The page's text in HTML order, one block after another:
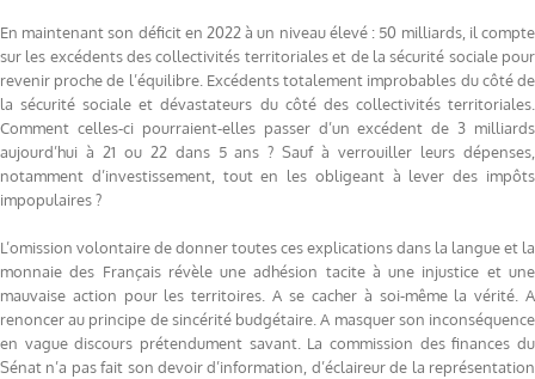
En maintenant son déficit en 2022 à un niveau élevé : 50 milliards, il compte
sur les excédents des collectivités territoriales et de la sécurité sociale pour
revenir proche de l’équilibre. Excédents totalement improbables du côté de
la sécurité sociale et dévastateurs du côté des collectivités territoriales.
Comment celles-ci pourraient-elles passer d’un excédent de 3 milliards
aujourd’hui à 21 ou 22 dans 5 ans ? Sauf à verrouiller leurs dépenses,
notamment d’investissement, tout en les obligeant à lever des impôts
impopulaires ?
L’omission volontaire de donner toutes ces explications dans la langue et la
monnaie des Français révèle une adhésion tacite à une injustice et une
mauvaise action pour les territoires. A se cacher à soi-même la vérité. A
renoncer au principe de sincérité budgétaire. A masquer son inconséquence
en vague discours prétendument savant. La commission des finances du
Sénat n’a pas fait son devoir d’information, d’éclaireur de la représentation